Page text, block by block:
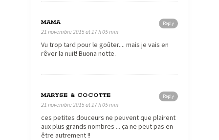
Reply
MAMA
21 novembre 2015 at 17 h 05 min
Vu trop tard pour le goûter.... mais je vais en
rêver la nuit! Buona notte.
Reply
MARYSE & COCOTTE
21 novembre 2015 at 17 h 05 min
ces petites douceurs ne peuvent que plairent
aux plus grands nombres ... ça ne peut pas en
être autrement !!